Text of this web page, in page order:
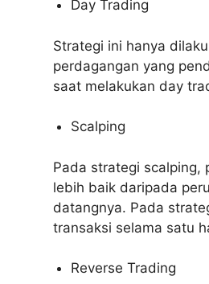
Day Trading
Strategi ini hanya
perdagangan yang
saat melakukan day
Scalping
Pada strategi scalping,
lebih baik daripada
datangnya. Pada
transaksi selama satu
Reverse Trading